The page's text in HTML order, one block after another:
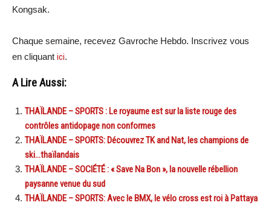
Kongsak.
Chaque semaine, recevez Gavroche Hebdo. Inscrivez vous
en cliquant ici.
A Lire Aussi:
THAÏLANDE – SPORTS : Le royaume est sur la liste rouge des
contrôles antidopage non conformes
THAÏLANDE – SPORTS: Découvrez TK and Nat, les champions de
ski…thaïlandais
THAÏLANDE – SOCIÉTÉ : « Save Na Bon », la nouvelle rébellion
paysanne venue du sud
THAÏLANDE – SPORTS: Avec le BMX, le vélo cross est roi à Pattaya